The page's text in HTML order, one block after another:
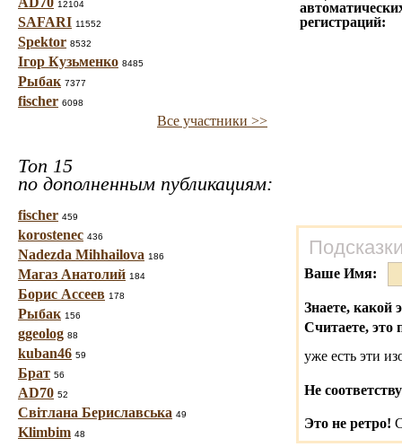
12104
SAFARI 11552
Spektor 8532
Ігор Кузьменко 8485
Рыбак 7377
fischer 6098
Все участники >>
Топ 15
по дополненным публикациям:
fischer 459
korostenec 436
Nadezda Mihhailova 186
Магаз Анатолий 184
Борис Ассеев 178
Рыбак 156
ggeolog 88
kuban46 59
Брат 56
AD70 52
Світлана Бериславська 49
Klimbim 48
регистраций:
Ваше Имя:
Знаете, какой
Считаете, это
уже есть эти
Не
Это не ретро!